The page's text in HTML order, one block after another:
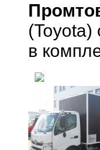
в